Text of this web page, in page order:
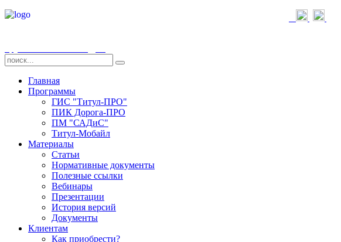
Главная
Программы
ГИС "Титул-ПРО"
ПИК Дорога-ПРО
ПМ "САДиС"
Титул-Мобайл
Материалы
Статьи
Нормативные документы
Полезные ссылки
Вебинары
Презентации
История версий
Документы
Клиентам
Как приобрести?